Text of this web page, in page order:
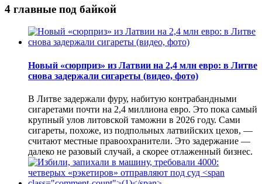
4 главные под байкой
Новый «сюрприз» из Латвии на 2,4 млн евро: в Литве
снова задержали сигареты (видео, фото)
В Литве задержали фуру, набитую контрабандными
сигаретами почти на 2,4 миллиона евро. Это пока самый
крупный улов литовской таможни в 2026 году. Сами
сигареты, похоже, из подпольных латвийских цехов, —
считают местные правоохранители. Это задержание —
далеко не разовый случай, а скорее отлаженный бизнес.